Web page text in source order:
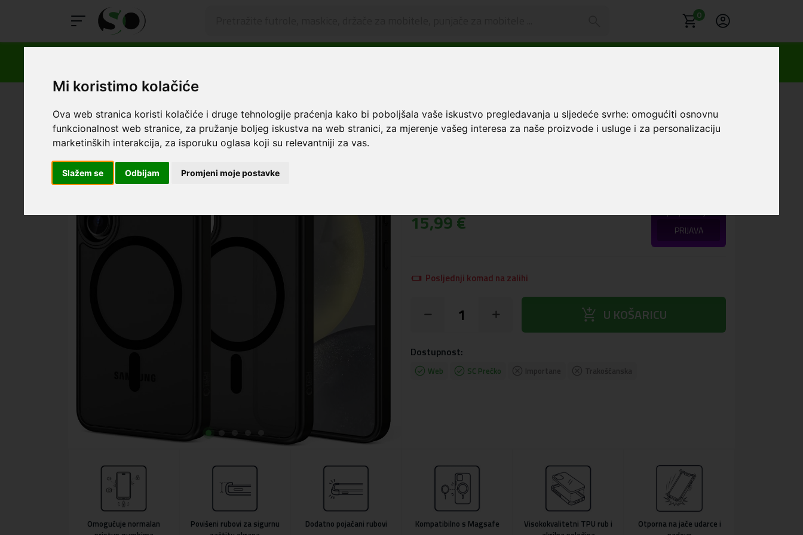
Mi koristimo kolačiće
Ova web stranica koristi kolačiće i druge tehnologije praćenja kako bi poboljšala vaše iskustvo pregledavanja u sljedeće svrhe:omogućiti osnovnu
funkcionalnost web stranice, za pružanje boljeg iskustva na web stranici, za mjerenje vašeg interesa za naše proizvode i usluge i za personalizaciju
marketinških interakcija, za isporuku oglasa koji su relevantniji za vas.
Slažem se Odbijam Promjeni moje postavke
0
Tech-Protect® Magmat Magsafe maskica
15,99 € Loyalty klub cijena:
PRIJAVA
Posljednji komad na zalihi
add_shopping_cart U KOŠARICU
Dostupnost:
Web SC Prečko
Omogućuje normalan
Povišeni rubovi za sigurnu
Dodatno pojačani rubovi Kompatibilno s Magsafe
Visokokvalitetni TPU rub i
Otporna na jače udarce i